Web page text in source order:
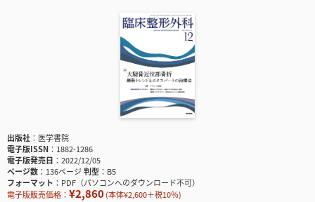
出版社
医学書院
電子版ISSN
1882-1286
電子版発売日
2022/12/05
ページ数
136ページ判型
B5
フォーマット
PDF（パソコンへのダウンロード不可）
電子版販売価格： ¥2,860(本体¥2,600＋税10％)